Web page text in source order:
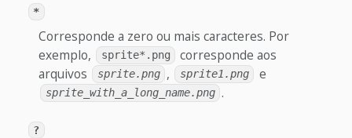
*
Corresponde a zero ou mais caracteres. Por
exemplo,
sprite*.png
corresponde aos
arquivos
sprite.png , sprite1.png e
sprite_with_a_long_name.png .
?